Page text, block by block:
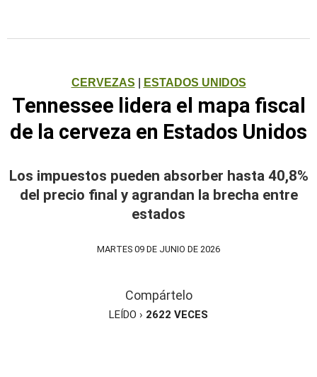
CERVEZAS ESTADOS UNIDOS
Tennessee lidera el mapa fiscal
de la cerveza en Estados Unidos
Los impuestos pueden absorber hasta 40,8%
del precio final y agrandan la brecha entre
estados
MARTES 09 DE JUNIO DE 2026
Compártelo
LEÍDO › 2622 VECES